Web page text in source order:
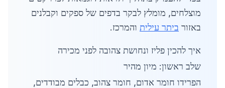
מוצלחים, מומלץ לבקר בדפים של ספקים וקבלנים
באזור ביתר עילית והמרכז.
איך להכין פליז ונחושת צהובה לפני מכירה
שלב ראשון: מיון מהיר
הפרידו חומר אדום, חומר צהוב, כבלים מבודדים,